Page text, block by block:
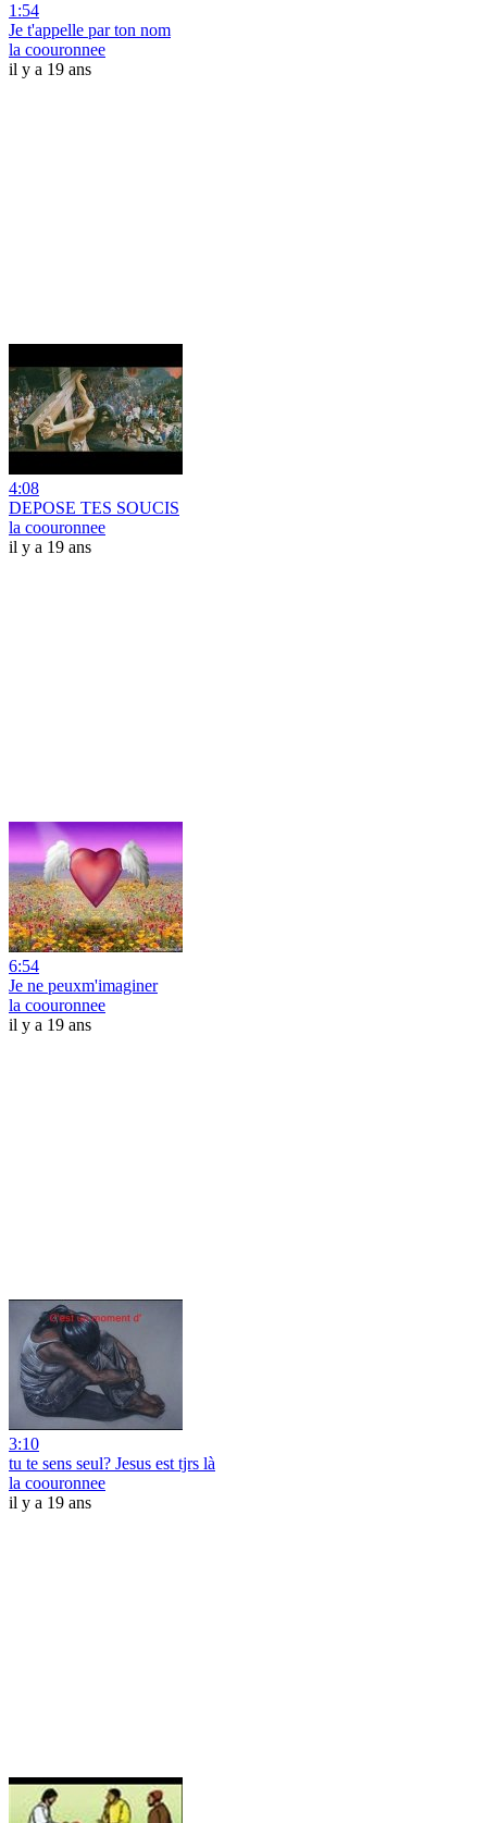
1:54
Je t'appelle par ton nom
la coouronnee
il y a 19 ans
4:08
DEPOSE TES SOUCIS
la coouronnee
il y a 19 ans
6:54
Je ne peuxm'imaginer
la coouronnee
il y a 19 ans
3:10
tu te sens seul? Jesus est tjrs là
la coouronnee
il y a 19 ans